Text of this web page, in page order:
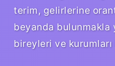
terim, gelirlerine
beyanda bulunmakla
bireyleri ve